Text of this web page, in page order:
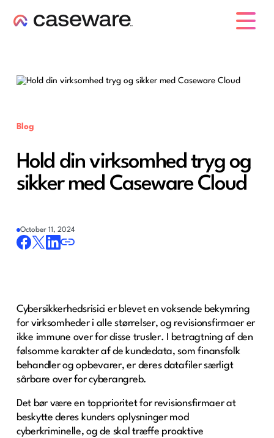
Blog
Hold din virksomhed tryg og
sikker med Caseware Cloud
October 11, 2024
Cybersikkerhedsrisici er blevet en voksende bekymring
for virksomheder i alle størrelser, og revisionsfirmaer er
ikke immune over for disse trusler. I betragtning af den
følsomme karakter af de kundedata, som finansfolk
behandler og opbevarer, er deres datafiler særligt
sårbare over for cyberangreb.
Det bør være en topprioritet for revisionsfirmaer at
beskytte deres kunders oplysninger mod
cyberkriminelle, og de skal træffe proaktive